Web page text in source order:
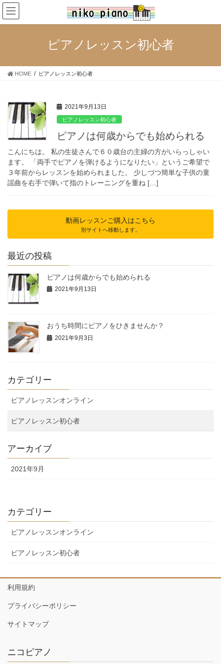
コ
ン
テ
ス
ナ
ビ
ゲ
ン
ピアノレッスン初心者
HOME ピアノレッスン初心者
2021年9月13日
ピアノレッスン初心者
ピアノは何歳からでも始められる
こんにちは。 私の生徒さんで６０歳台の主婦の方がいらっしゃい
ます。 「両手でピアノを弾けるようになりたい」というご希望で
３年前からレッスンを始められました。 少しづつ簡単な子供の童
謡曲を右手で弾いて指のトレーニングを重ね […]
動画レッスンご購入はこちら
別サイトへ移動します。
最近の投稿
ピアノは何歳からでも始められる
2021年9月13日
おうち時間にピアノをひきませんか？
2021年9月3日
カテゴリー
ピアノレッスンオンライン
ピアノレッスン初心者
アーカイブ
2021年9月
カテゴリー
ピアノレッスンオンライン
ピアノレッスン初心者
利用規約
プライバシーポリシー
サイトマップ
ニコピアノ